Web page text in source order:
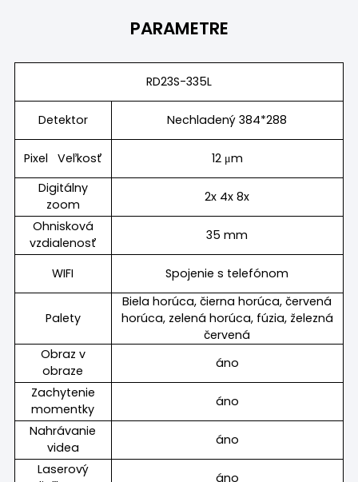
PARAMETRE
RD23S-335L
Detektor Nechladený 384*288
Pixel Veľkosť
12 μm
Digitálny
zoom
2x 4x 8x
Ohnisková
vzdialenosť
35 mm
WIFI Spojenie s telefónom
Palety
Biela horúca, čierna horúca, červená
horúca, zelená horúca, fúzia, železná
červená
Obraz v
obraze
áno
Zachytenie
momentky
áno
Nahrávanie
videa
áno
Laserový
áno